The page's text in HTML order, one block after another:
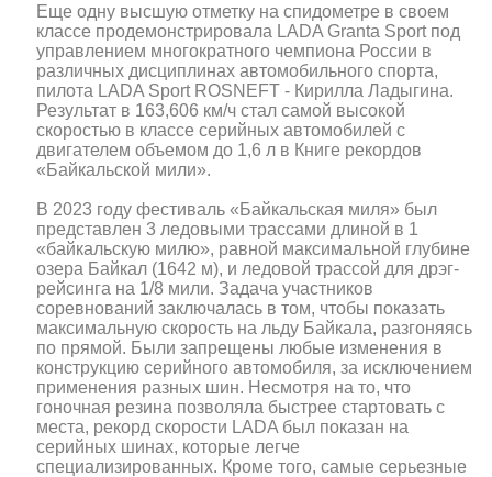
Еще одну высшую отметку на спидометре в своем
классе продемонстрировала LADA Granta Sport под
управлением многократного чемпиона России в
различных дисциплинах автомобильного спорта,
пилота LADA Sport ROSNEFT - Кирилла Ладыгина.
Результат в 163,606 км/ч стал самой высокой
скоростью в классе серийных автомобилей с
двигателем объемом до 1,6 л в Книге рекордов
«Байкальской мили».
В 2023 году фестиваль «Байкальская миля» был
представлен 3 ледовыми трассами длиной в 1
«байкальскую милю», равной максимальной глубине
озера Байкал (1642 м), и ледовой трассой для дрэг-
рейсинга на 1/8 мили. Задача участников
соревнований заключалась в том, чтобы показать
максимальную скорость на льду Байкала, разгоняясь
по прямой. Были запрещены любые изменения в
конструкцию серийного автомобиля, за исключением
применения разных шин. Несмотря на то, что
гоночная резина позволяла быстрее стартовать с
места, рекорд скорости LADA был показан на
серийных шинах, которые легче
специализированных. Кроме того, самые серьезные